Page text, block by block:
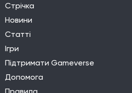
Стрічка
Новини
Статті
Ігри
Підтримати Gameverse
Допомога